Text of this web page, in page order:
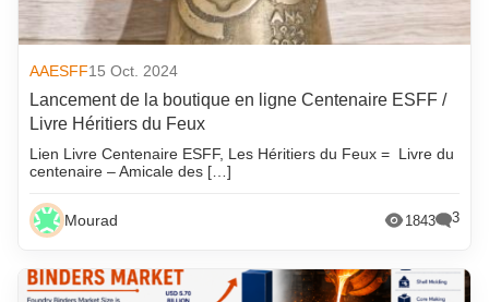
AAESFF15 Oct. 2024
Lancement de la boutique en ligne Centenaire ESFF /
Livre Héritiers du Feux
Lien Livre Centenaire ESFF, Les Héritiers du Feux = Livre du
centenaire – Amicale des […]
Mourad 1843 3